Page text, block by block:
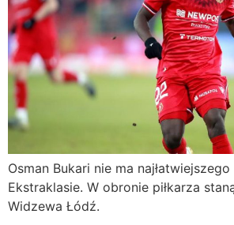
Osman Bukari nie ma
Ekstraklasie. W obronie piłkarza
Widzewa Łódź.